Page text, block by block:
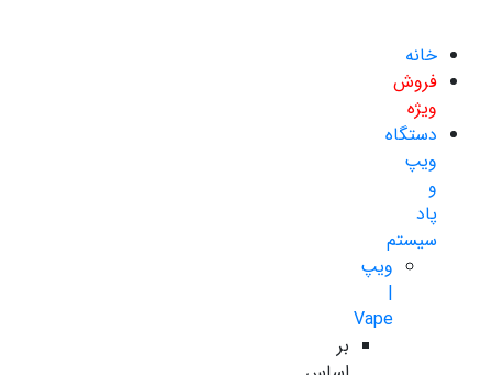
خانه
فروش
ویژه
دستگاه
ویپ
و
پاد
سیستم
ویپ
|
Vape
بر